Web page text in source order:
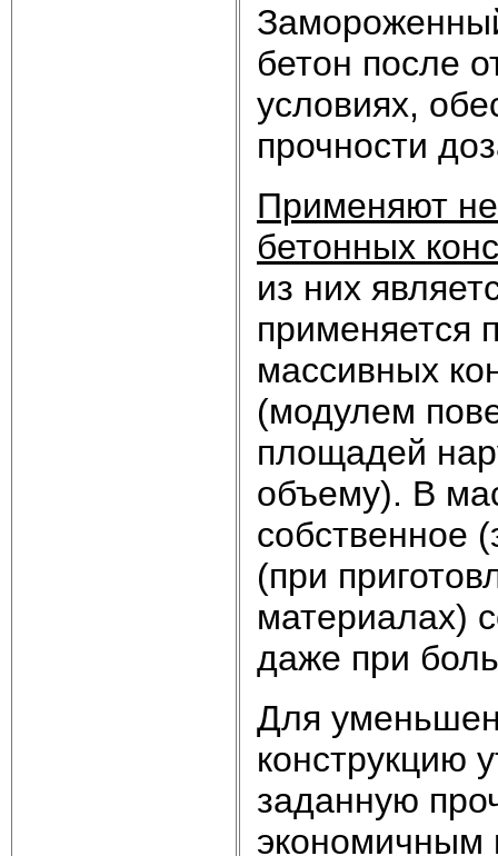
бетон после
условиях,
прочности
Применяют
бетонных
из них
применяется
массивных
(модулем
площадей
объему). В
собственное
(при
материалах)
даже при
Для
конструкцию
заданную
экономичным